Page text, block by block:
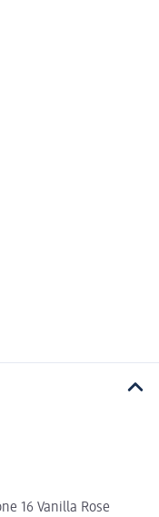
16 Vanilla Rose